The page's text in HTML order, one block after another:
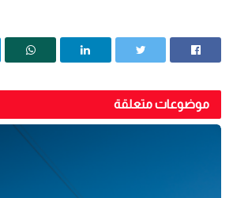
موضوعات متعلقة